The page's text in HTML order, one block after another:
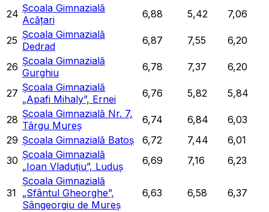
24 Școala Gimnazială
Acățari
6,88 5,42 7,06
25 Școala Gimnazială
Dedrad
6,87 7,55 6,20
26 Școala Gimnazială
Gurghiu
6,78 7,37 6,20
27 Școala Gimnazială
„Apafi Mihaly”, Ernei
6,76 5,82 5,84
28 Școala Gimnazială Nr. 7,
Târgu Mureș
6,74 6,84
6,03
29 Școala Gimnazială Batoș 6,72 7,44
6,01
30 Școala Gimnazială
„Ioan Vladuțiu”, Luduș
6,69 7,16 6,23
31
Școala Gimnazială
„Sfântul Gheorghe”,
Sângeorgiu de Mureș
6,63 6,58 6,37